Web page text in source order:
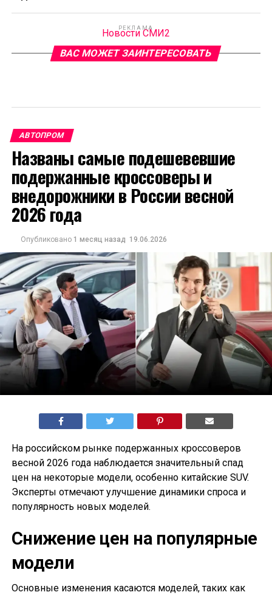
РЕКЛАМА
Новости СМИ2
ВАС МОЖЕТ ЗАИНТЕРЕСОВАТЬ
АВТОПРОМ
Названы самые подешевевшие
подержанные кроссоверы и
внедорожники в России весной
2026 года
Опубликовано 1 месяц назад 19.06.2026
На российском рынке подержанных кроссоверов
весной 2026 года наблюдается значительный спад
цен на некоторые модели, особенно китайские SUV.
Эксперты отмечают улучшение динамики спроса и
популярность новых моделей.
Снижение цен на популярные
модели
Основные изменения касаются моделей, таких как